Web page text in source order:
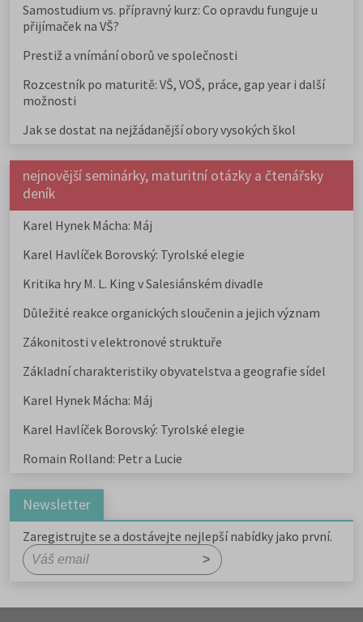
Samostudium vs. přípravný kurz: Co opravdu funguje u
přijímaček na VŠ?
Prestiž a vnímání oborů ve společnosti
Rozcestník po maturitě: VŠ, VOŠ, práce, gap year i další
možnosti
Jak se dostat na nejžádanější obory vysokých škol
nejnovější seminárky, maturitní otázky a čtenářsky
deník
Karel Hynek Mácha: Máj
Karel Havlíček Borovský: Tyrolské elegie
Kritika hry M. L. King v Salesiánském divadle
Důležité reakce organických sloučenin a jejich význam
Zákonitosti v elektronové struktuře
Základní charakteristiky obyvatelstva a geografie sídel
Karel Hynek Mácha: Máj
Karel Havlíček Borovský: Tyrolské elegie
Romain Rolland: Petr a Lucie
Newsletter
Zaregistrujte se a dostávejte nejlepší nabídky jako první.